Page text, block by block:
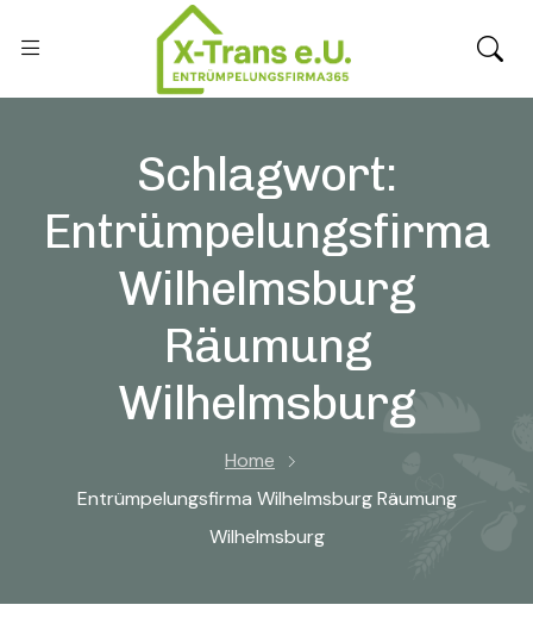
Schlagwort:
Entrümpelungsfirma
Wilhelmsburg
Räumung
Wilhelmsburg
Home
Entrümpelungsfirma Wilhelmsburg Räumung
Wilhelmsburg